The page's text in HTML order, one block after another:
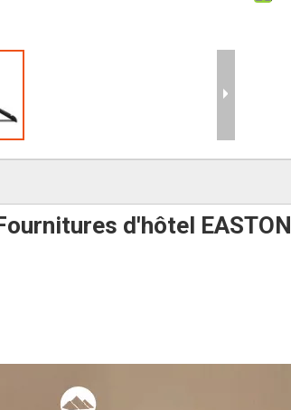
d'hôtel EASTON